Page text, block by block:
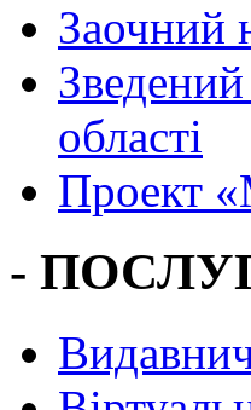
Заочний
області
Проект
-